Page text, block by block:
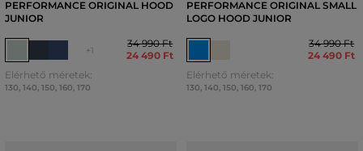
PERFORMANCE ORIGINAL HOOD
JUNIOR
+1
34 990 Ft
24 490 Ft
Elérhető méretek:
130, 140, 150, 160, 170
PERFORMANCE ORIGINAL SMALL
LOGO HOOD JUNIOR
34 990 Ft
24 490 Ft
Elérhető méretek:
130, 140, 150, 160, 170